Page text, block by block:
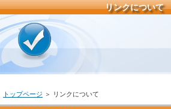
リンクについて
トップページ ＞ リンクについて